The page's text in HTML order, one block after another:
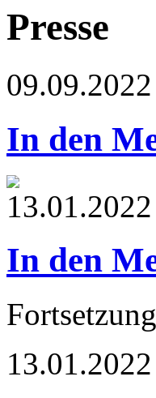
Presse
09.09.2022
In den
13.01.2022
In den
13.01.2022